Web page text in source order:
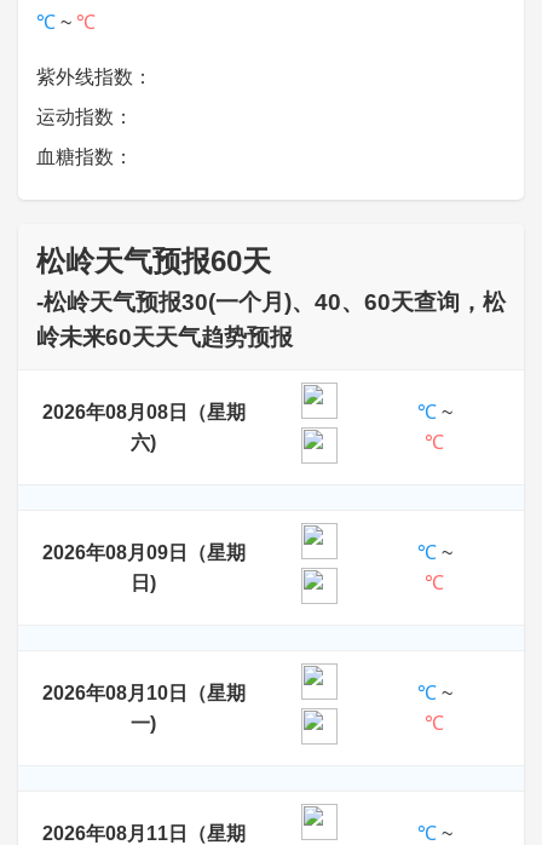
℃ ~ ℃
紫外线指数：
运动指数：
血糖指数：
松岭天气预报60天
-松岭天气预报30(一个月)、40、60天查询，松
岭未来60天天气趋势预报
2026年08月08日（星期
六)
℃~
℃
2026年08月09日（星期
日)
℃~
℃
2026年08月10日（星期
一)
℃~
℃
2026年08月11日（星期
℃~